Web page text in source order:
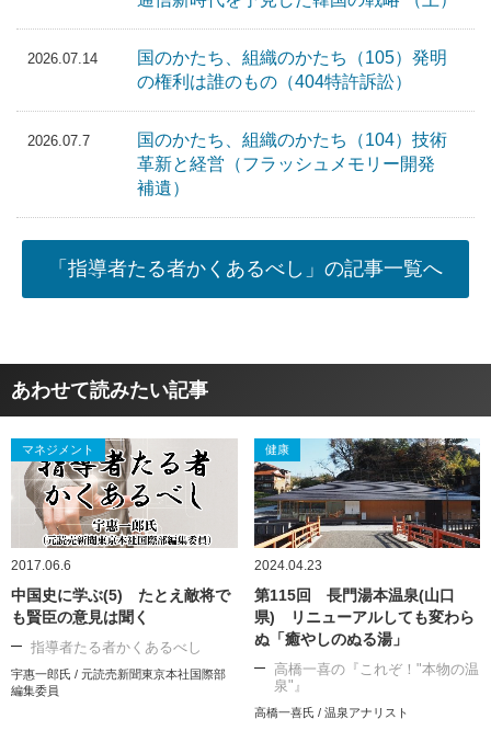
2026.07.14
国のかたち、組織のかたち（105）発明
の権利は誰のもの（404特許訴訟）
2026.07.7
国のかたち、組織のかたち（104）技術
革新と経営（フラッシュメモリー開発
補遺）
「指導者たる者かくあるべし」の記事一覧へ
あわせて読みたい記事
マネジメント
2017.06.6
中国史に学ぶ(5) たとえ敵将で
も賢臣の意見は聞く
指導者たる者かくあるべし
宇惠一郎氏 / 元読売新聞東京本社国際部
編集委員
健康
2024.04.23
第115回 長門湯本温泉(山口
県) リニューアルしても変わら
ぬ「癒やしのぬる湯」
高橋一喜の『これぞ！"本物の温
泉"』
高橋一喜氏 / 温泉アナリスト